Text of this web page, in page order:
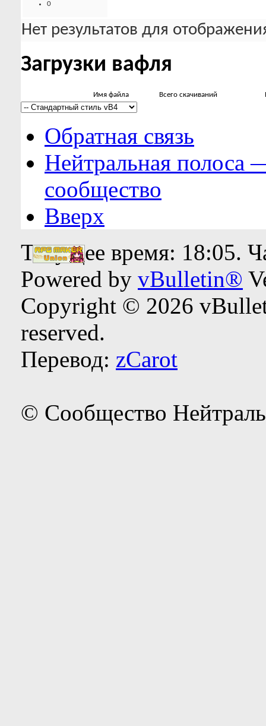
0
Нет результатов для
Загрузки вафля
Имя файла Всего скачиваний
Обратная связь
Нейтральная полоса
сообщество
Вверх
Текущее время: 18:05.
Powered by vBulletin®
Copyright © 2026
reserved.
Перевод: zCarot
© Сообщество